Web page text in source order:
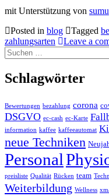
mit Unterstützung von
Posted in blog Tagged
zahlungsarten
Leave a
Suchen
nach:
Schlagwörter
Bewertungen bezahlung corona
DSGVO ec-cash ec-Karte
information kaffee kaffeeautomat
neue Techniken
Personal
preisliste Qualität Rücken team
Weiterbildung Wellness